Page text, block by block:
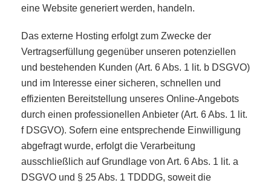
eine Website generiert werden, handeln.
Das externe Hosting erfolgt zum Zwecke der
Vertragserfüllung gegenüber unseren potenziellen
und bestehenden Kunden (Art. 6 Abs. 1 lit. b DSGVO)
und im Interesse einer sicheren, schnellen und
effizienten Bereitstellung unseres Online-Angebots
durch einen professionellen Anbieter (Art. 6 Abs. 1 lit.
f DSGVO). Sofern eine entsprechende Einwilligung
abgefragt wurde, erfolgt die Verarbeitung
ausschließlich auf Grundlage von Art. 6 Abs. 1 lit. a
DSGVO und § 25 Abs. 1 TDDDG, soweit die